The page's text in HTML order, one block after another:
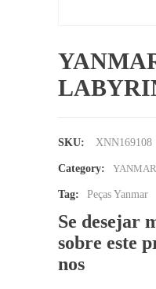
SKU: XNN169108
Category: YANMAR
Tag: Peças Yanmar
Se desejar
sobre este
nos